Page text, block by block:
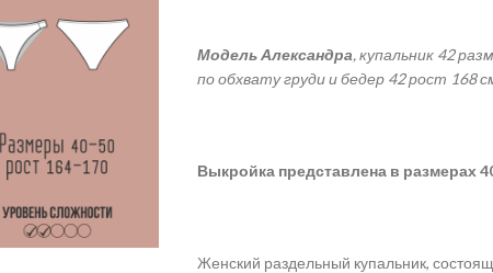
Модель Александра, купальник 42
по обхвату груди и бедер 42 рост 168
Выкройка представлена в размерах
Женский раздельный купальник,